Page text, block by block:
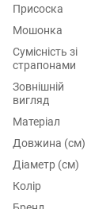
Присоска
Мошонка
Сумісність зі
страпонами
Зовнішній
вигляд
Матеріал
Довжина (см)
Діаметр (см)
Колір